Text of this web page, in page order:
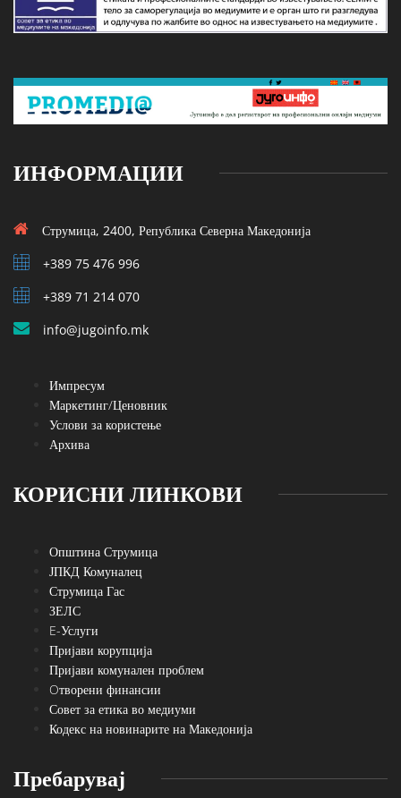
ИНФОРМАЦИИ
Струмица, 2400, Република Северна Македонија
+389 75 476 996
+389 71 214 070
info@jugoinfo.mk
Импресум
Маркетинг/Ценовник
Услови за користење
Архива
КОРИСНИ ЛИНКОВИ
Општина Струмица
ЈПКД Комуналец
Струмица Гас
ЗЕЛС
E-Услуги
Пријави корупција
Пријави комунален проблем
Oтворени финансии
Совет за етика во медиуми
Кодекс на новинарите на Македонија
Пребарувај